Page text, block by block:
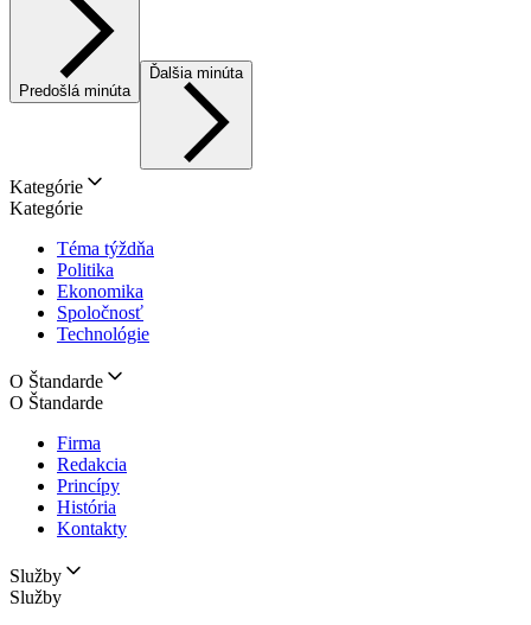
Predošlá minúta
Ďalšia minúta
Kategórie
Kategórie
Téma týždňa
Politika
Ekonomika
Spoločnosť
Technológie
O Štandarde
O Štandarde
Firma
Redakcia
Princípy
História
Kontakty
Služby
Služby